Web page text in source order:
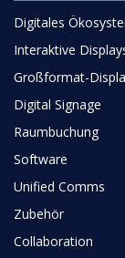
Digitales
Interaktive
Großformat-
Digital Signage
Raumbuchung
Software
Unified Comms
Zubehör
Collaboration